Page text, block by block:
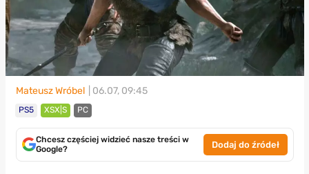
Mateusz Wróbel | 06.07, 09:45
PS5 XSX|S PC
Chcesz częściej widzieć nasze treści w
Google?
Dodaj do źródeł